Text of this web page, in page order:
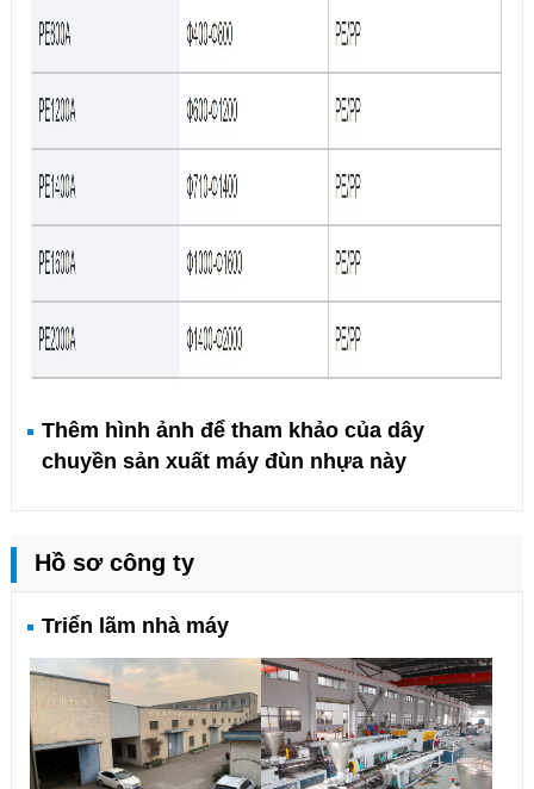
Thêm hình ảnh để tham khảo của dây
chuyền sản xuất máy đùn nhựa này
Hồ sơ công ty
Triển lãm nhà máy